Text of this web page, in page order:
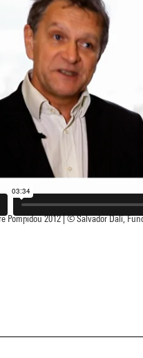
Pompidou 2012 | © Salvador Dalí,